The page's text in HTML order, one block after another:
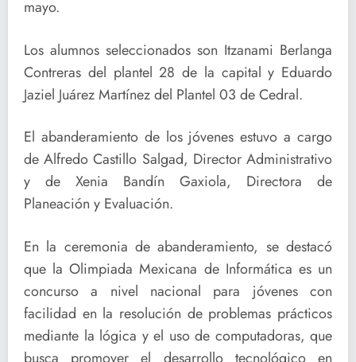
mayo.
Los alumnos seleccionados son Itzanami Berlanga
Contreras del plantel 28 de la capital y Eduardo
Jaziel Juárez Martínez del Plantel 03 de Cedral.
El abanderamiento de los jóvenes estuvo a cargo
de Alfredo Castillo Salgad, Director Administrativo
y de Xenia Bandín Gaxiola, Directora de
Planeación y Evaluación.
En la ceremonia de abanderamiento, se destacó
que la Olimpiada Mexicana de Informática es un
concurso a nivel nacional para jóvenes con
facilidad en la resolución de problemas prácticos
mediante la lógica y el uso de computadoras, que
busca promover el desarrollo tecnológico en